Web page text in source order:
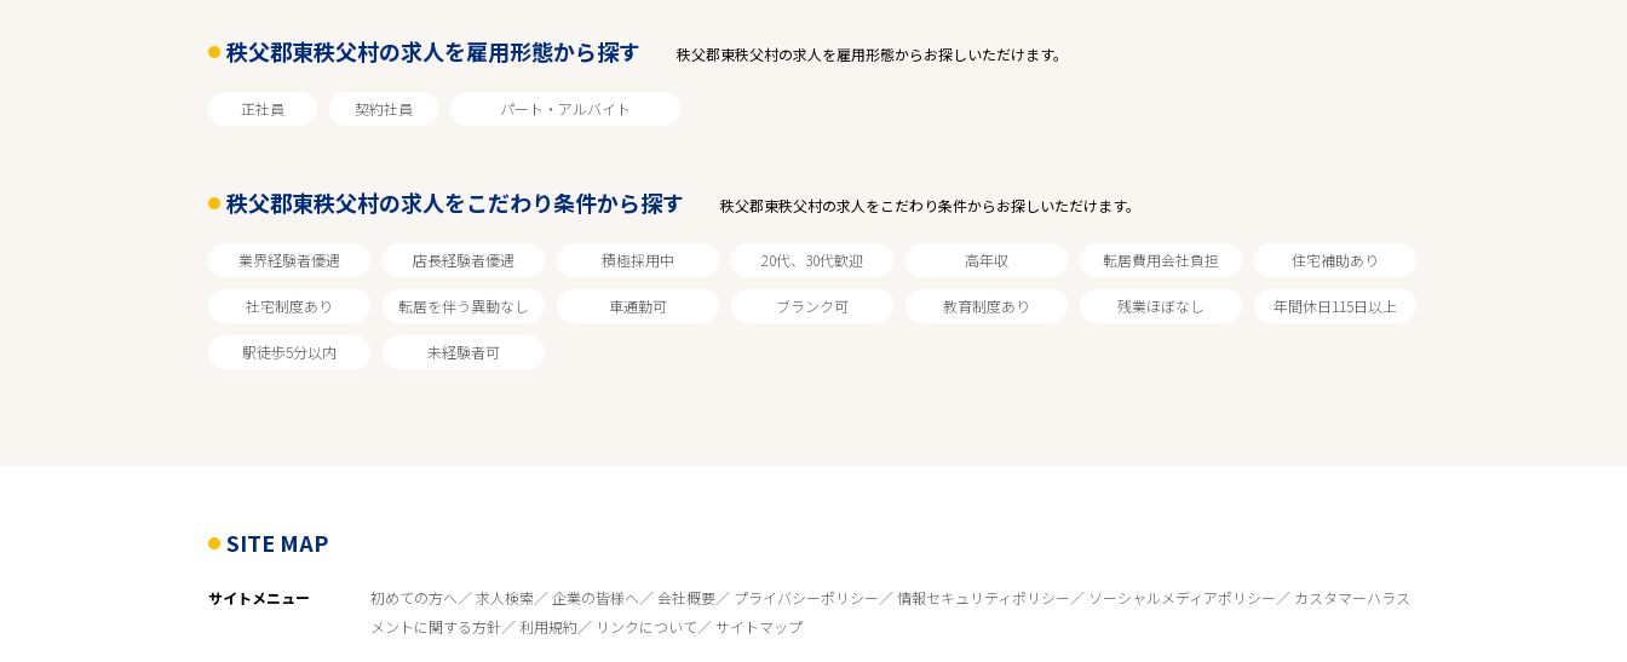
業種
0件
秩父郡東秩父村の求人を雇用形態から探す 秩父郡東秩父村の求人を雇用形態からお探しいただけます。
正社員 契約社員 パート・アルバイト
秩父郡東秩父村の求人をこだわり条件から探す 秩父郡東秩父村の求人をこだわり条件からお探しいただけます。
業界経験者優遇 店長経験者優遇 積極採用中 20代、30代歓迎 高年収 転居費用会社負担 住宅補助あり
社宅制度あり 転居を伴う異動なし 車通勤可 ブランク可 教育制度あり 残業ほぼなし 年間休日115日以上
駅徒歩5分以内 未経験者可
SITE MAP
サイトメニュー 初めての方へ 求人検索 企業の皆様へ 会社概要 プライバシーポリシー 情報セキュリティポリシー ソーシャルメディアポリシー
カスタマーハラス
メントに関する方針
利用規約 リンクについて サイトマップ